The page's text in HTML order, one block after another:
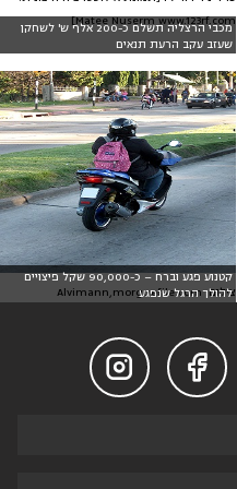
מכבי הרצליה תשלם כ-200 אלף ש' לשחקן
שעזב עקב הרעת תנאים
Matee Nuserm www.123rf.com]
קטנוע פגע וברח – כ-90,000 שקל פיצויים
להולך הרגל שנפגע
צילום: Alvimann,morguefile.com

